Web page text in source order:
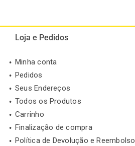
Loja e Pedidos
Minha conta
Pedidos
Seus Endereços
Todos os Produtos
Carrinho
Finalização de compra
Política de Devolução e Reembolso